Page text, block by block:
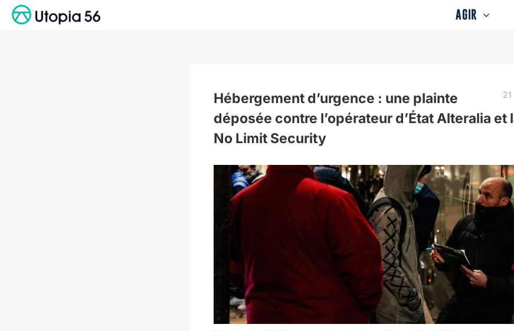
Passer
AGIR
Hébergement d’urgence : une plainte
déposée contre l’opérateur d’État Alteralia et
No Limit Security
l'image
agrandie